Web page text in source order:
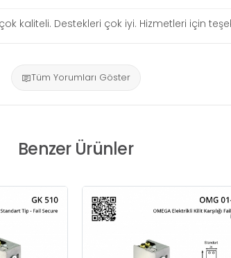
kaliteli. Destekleri çok iyi. Hizmetleri için
Tüm Yorumları Göster
Benzer Ürünler